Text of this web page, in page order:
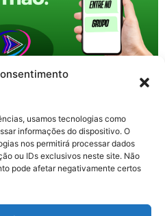
usamos tecnologias como
informações do dispositivo. O
nos permitirá processar dados
ou IDs exclusivos neste site. Não
pode afetar negativamente certos